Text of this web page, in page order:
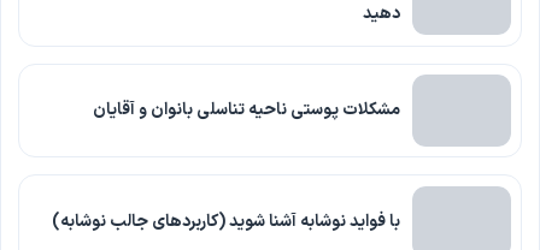
دهید
مشکلات پوستی ناحیه تناسلی بانوان و آقایان
با فواید نوشابه آشنا شوید (کاربردهای جالب نوشابه)